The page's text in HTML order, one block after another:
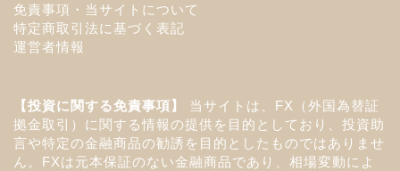
免責事項・当サイトについて
特定商取引法に基づく表記
運営者情報
【投資に関する免責事項】
当サイトは、FX（外国為替証
拠金取引）に関する情報の提供を目的としており、投資助
言や特定の金融商品の勧誘を目的としたものではありませ
ん。FXは元本保証のない金融商品であり、相場変動によ